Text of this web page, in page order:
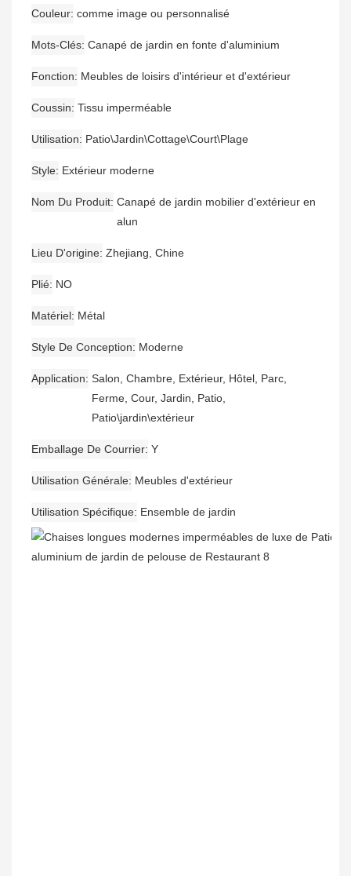
Couleur comme image ou personnalisé
Mots-Clés Canapé de jardin en fonte d'aluminium
Fonction Meubles de loisirs d'intérieur et d'extérieur
Coussin Tissu imperméable
Utilisation Patio\Jardin\Cottage\Court\Plage
Style Extérieur moderne
Nom Du Produit Canapé de jardin mobilier d'extérieur en
alun
Lieu D'origine Zhejiang, Chine
Plié NO
Matériel Métal
Style De Conception Moderne
Application Salon, Chambre, Extérieur, Hôtel, Parc,
Ferme, Cour, Jardin, Patio,
Patio\jardin\extérieur
Emballage De Courrier Y
Utilisation Générale Meubles d'extérieur
Utilisation Spécifique Ensemble de jardin